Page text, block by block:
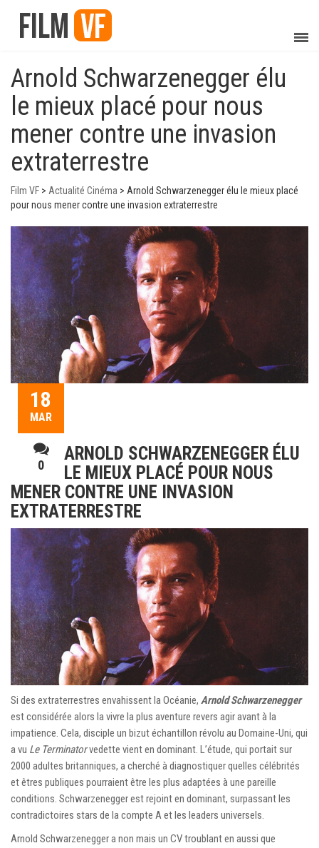
Arnold Schwarzenegger élu
le mieux placé pour nous
mener contre une invasion
extraterrestre
Film VF > Actualité Cinéma > Arnold Schwarzenegger élu le mieux placé
pour nous mener contre une invasion extraterrestre
18
MAR
0
ARNOLD SCHWARZENEGGER ÉLU
LE MIEUX PLACÉ POUR NOUS
MENER CONTRE UNE INVASION
EXTRATERRESTRE
Si des extraterrestres envahissent la Océanie, Arnold Schwarzenegger
est considérée alors la vivre la plus aventure revers agir avant à la
impatience. Cela, disciple un bizut échantillon révolu au Domaine-Uni, qui
a vu Le Terminatorvedette vient en dominant. L’étude, qui portait sur
2000 adultes britanniques, a cherché à diagnostiquer quelles célébrités
et êtres publiques pourraient être les plus adaptées à une pareille
conditions. Schwarzenegger est rejoint en dominant, surpassant les
contradictoires stars de la compte A et les leaders universels.
Arnold Schwarzenegger a non mais un CV troublant en aussi que